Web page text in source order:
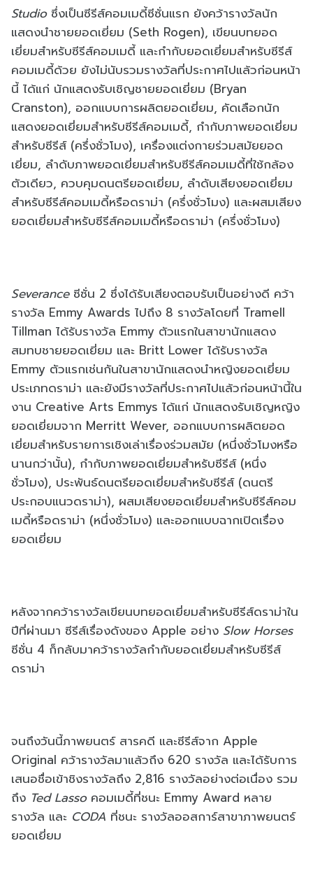
Studioซึ่งเป็นซีรีส์คอมเมดี้ซีซั่นแรก ยังคว้ารางวัลนัก
แสดงนำชายยอดเยี่ยม (Seth Rogen), เขียนบทยอด
เยี่ยมสำหรับซีรีส์คอมเมดี้ และกำกับยอดเยี่ยมสำหรับซีรีส์
คอมเมดี้ด้วย ยังไม่นับรวมรางวัลที่ประกาศไปแล้วก่อนหน้า
นี้ ได้แก่ นักแสดงรับเชิญชายยอดเยี่ยม (Bryan
Cranston), ออกแบบการผลิตยอดเยี่ยม, คัดเลือกนัก
แสดงยอดเยี่ยมสำหรับซีรีส์คอมเมดี้, กำกับภาพยอดเยี่ยม
สำหรับซีรีส์ (ครึ่งชั่วโมง), เครื่องแต่งกายร่วมสมัยยอด
เยี่ยม, ลำดับภาพยอดเยี่ยมสำหรับซีรีส์คอมเมดี้ที่ใช้กล้อง
ตัวเดียว, ควบคุมดนตรียอดเยี่ยม, ลำดับเสียงยอดเยี่ยม
สำหรับซีรีส์คอมเมดี้หรือดราม่า (ครึ่งชั่วโมง) และผสมเสียง
ยอดเยี่ยมสำหรับซีรีส์คอมเมดี้หรือดราม่า (ครึ่งชั่วโมง)
Severanceซีซั่น 2 ซึ่งได้รับเสียงตอบรับเป็นอย่างดี คว้า
รางวัล Emmy Awards ไปถึง 8 รางวัลโดยที่ Tramell
Tillman ได้รับรางวัล Emmy ตัวแรกในสาขานักแสดง
สมทบชายยอดเยี่ยม และ Britt Lower ได้รับรางวัล
Emmy ตัวแรกเช่นกันในสาขานักแสดงนำหญิงยอดเยี่ยม
ประเภทดราม่า และยังมีรางวัลที่ประกาศไปแล้วก่อนหน้านี้ใน
งาน Creative Arts Emmys ได้แก่ นักแสดงรับเชิญหญิง
ยอดเยี่ยมจาก Merritt Wever, ออกแบบการผลิตยอด
เยี่ยมสำหรับรายการเชิงเล่าเรื่องร่วมสมัย (หนึ่งชั่วโมงหรือ
นานกว่านั้น), กำกับภาพยอดเยี่ยมสำหรับซีรีส์ (หนึ่ง
ชั่วโมง), ประพันธ์ดนตรียอดเยี่ยมสำหรับซีรีส์ (ดนตรี
ประกอบแนวดราม่า), ผสมเสียงยอดเยี่ยมสำหรับซีรีส์คอม
เมดี้หรือดราม่า (หนึ่งชั่วโมง) และออกแบบฉากเปิดเรื่อง
ยอดเยี่ยม
หลังจากคว้ารางวัลเขียนบทยอดเยี่ยมสำหรับซีรีส์ดราม่าใน
ปีที่ผ่านมา ซีรีส์เรื่องดังของ Apple อย่าง Slow Horses
ซีซั่น 4 ก็กลับมาคว้ารางวัลกำกับยอดเยี่ยมสำหรับซีรีส์
ดราม่า
จนถึงวันนี้ภาพยนตร์ สารคดี และซีรีส์จาก Apple
Original คว้ารางวัลมาแล้วถึง 620 รางวัล และได้รับการ
เสนอชื่อเข้าชิงรางวัลถึง 2,816 รางวัลอย่างต่อเนื่อง รวม
ถึง Ted Lassoคอมเมดี้ที่ชนะ Emmy Award หลาย
รางวัล และ CODA ที่ชนะ รางวัลออสการ์สาขาภาพยนตร์
ยอดเยี่ยม